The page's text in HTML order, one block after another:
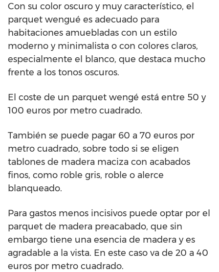
Con su color oscuro y muy característico, el
parquet wengué es adecuado para
habitaciones amuebladas con un estilo
moderno y minimalista o con colores claros,
especialmente el blanco, que destaca mucho
frente a los tonos oscuros.
El coste de un parquet wengé está entre 50 y
100 euros por metro cuadrado.
También se puede pagar 60 a 70 euros por
metro cuadrado, sobre todo si se eligen
tablones de madera maciza con acabados
finos, como roble gris, roble o alerce
blanqueado.
Para gastos menos incisivos puede optar por el
parquet de madera preacabado, que sin
embargo tiene una esencia de madera y es
agradable a la vista. En este caso va de 20 a 40
euros por metro cuadrado.